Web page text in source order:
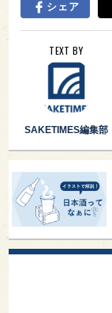
シェア
TEXT BY
SAKETIMES編集部